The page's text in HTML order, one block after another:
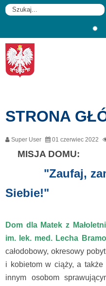
STRONA
Super User 01 czerwiec 2022
MISJA DOMU:
"Zaufaj,
Siebie!"
Dom dla Matek z
im. lek. med. Lecha
całodobowy, okresowy
i kobietom w ciąży, a także
innym osobom
rok
miesiąc